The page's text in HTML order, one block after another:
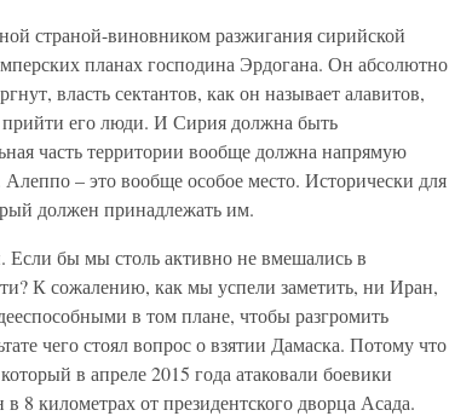
страной-виновником разжигания сирийской
планах господина Эрдогана. Он абсолютно
власть сектантов, как он называет алавитов,
его люди. И Сирия должна быть
часть территории вообще должна напрямую
– это вообще особое место. Исторически для
должен принадлежать им.
бы мы столь активно не вмешались в
К сожалению, как мы успели заметить, ни Иран,
в том плане, чтобы разгромить
чего стоял вопрос о взятии Дамаска. Потому что
в апреле 2015 года атаковали боевики
8 километрах от президентского дворца Асада.